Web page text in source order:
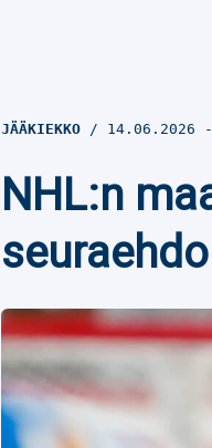
JÄÄKIEKKO 14.06.2026
NHL:n